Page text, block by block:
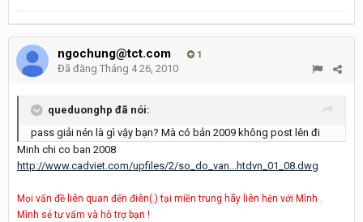
ngochung@tct.com 1
Đã đăng Tháng 4 26, 2010
queduonghp đã nói:
pass giải nén là gì vậy bạn? Mà có bản 2009 không post lên đi
Minh chi co ban 2008
http://www.cadviet.com/upfiles/2/so_do_van...htdvn_01_08.dwg
Mọi vấn đề liên quan đến điên(.) tại miền trung hãy liên hện với Mình .
Mình sẻ tư vấm và hỗ trợ bạn !